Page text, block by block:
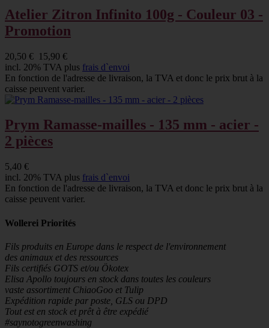
Atelier Zitron Infinito 100g - Couleur 03 -
Promotion
20,50 € 15,90 €
incl. 20% TVA plus frais d`envoi
En fonction de l'adresse de livraison, la TVA et donc le prix brut à la
caisse peuvent varier.
Prym Ramasse-mailles - 135 mm - acier -
2 pièces
5,40 €
incl. 20% TVA plus frais d`envoi
En fonction de l'adresse de livraison, la TVA et donc le prix brut à la
caisse peuvent varier.
Wollerei Priorités
Fils produits en Europe dans le respect de l'environnement
des animaux et des ressources
Fils certifiés GOTS et/ou Ökotex
Elisa Apollo toujours en stock dans toutes les couleurs
vaste assortiment ChiaoGoo et Tulip
Expédition rapide par poste, GLS ou DPD
Tout est en stock et prêt à être expédié
#saynotogreenwashing